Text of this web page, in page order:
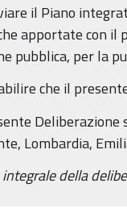
il Piano
apportate con il
pubblica, per la
che il
Lombardia,
della